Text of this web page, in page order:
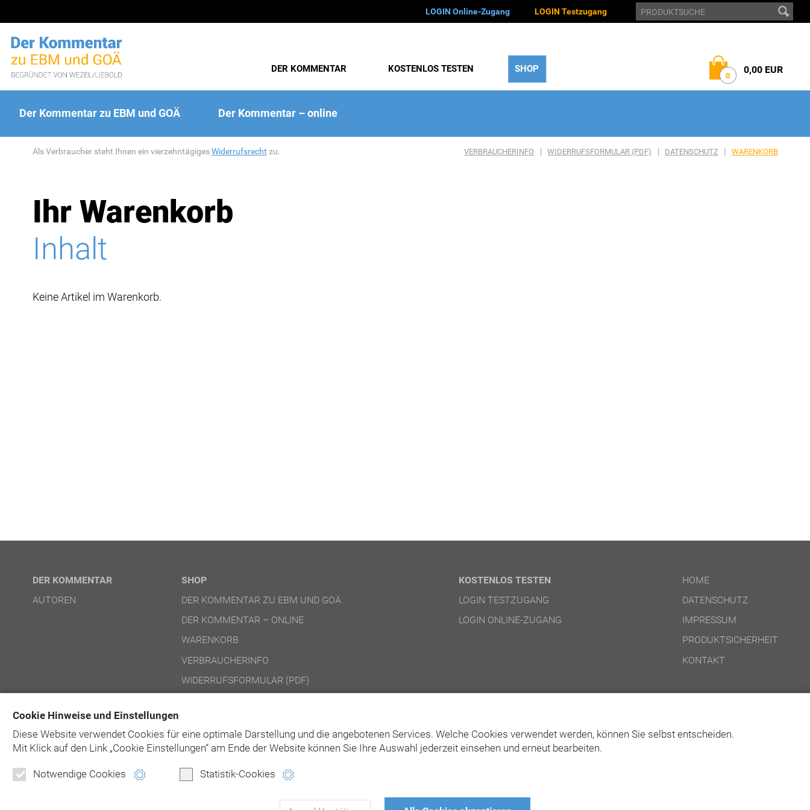
Cookie Hinweise und Einstellungen
Diese Website verwendet Cookies für eine optimale Darstellung und die angebotenen Services. Welche Cookies verwendet werden, können Sie selbst entscheiden.
Mit Klick auf den Link „Cookie Einstellungen“ am Ende der Website können Sie Ihre Auswahl jederzeit einsehen und erneut bearbeiten.
Notwendige Cookies Statistik-Cookies
LOGIN Online-Zugang LOGIN Testzugang
DER KOMMENTAR KOSTENLOS TESTEN SHOP
0 0,00 EUR
Der Kommentar zu EBM und GOÄ Der Kommentar – online
Als Verbraucher steht Ihnen ein vierzehntägigesWiderrufsrecht zu. VERBRAUCHERINFO | WIDERRUFSFORMULAR (PDF) | DATENSCHUTZ | WARENKORB
Ihr Warenkorb
Inhalt
Keine Artikel im Warenkorb.
DER KOMMENTAR
AUTOREN
SHOP
DER KOMMENTAR ZU EBM UND GOÄ
DER KOMMENTAR – ONLINE
WARENKORB
VERBRAUCHERINFO
WIDERRUFSFORMULAR (PDF)
KOSTENLOS TESTEN
LOGIN TESTZUGANG
LOGIN ONLINE-ZUGANG
HOME
DATENSCHUTZ
IMPRESSUM
PRODUKTSICHERHEIT
KONTAKT